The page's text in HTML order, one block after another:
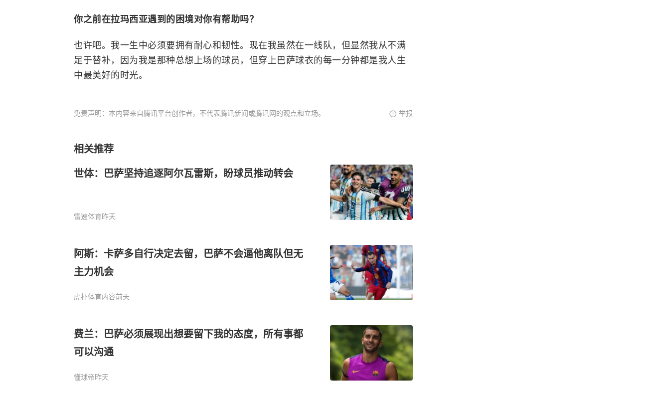
你之前在拉玛西亚遇到的困境对你有帮助吗？
也许吧。我一生中必须要拥有耐心和韧性。现在我虽然在一线队，但显然我从不满
足于替补，因为我是那种总想上场的球员，但穿上巴萨球衣的每一分钟都是我人生
中最美好的时光。
免责声明：本内容来自腾讯平台创作者，不代表腾讯新闻或腾讯网的观点和立场。 举报
相关推荐
世体：巴萨坚持追逐阿尔瓦雷斯，盼球员推动转会
雷速体育昨天
阿斯：卡萨多自行决定去留，巴萨不会逼他离队但无
主力机会
虎扑体育内容前天
费兰：巴萨必须展现出想要留下我的态度，所有事都
可以沟通
懂球帝昨天